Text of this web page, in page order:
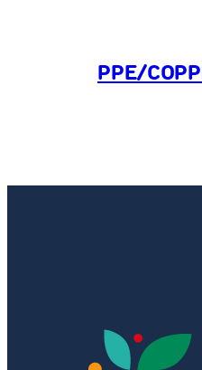
PPE/